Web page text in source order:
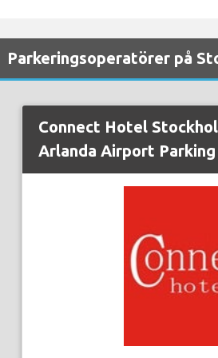
Parkeringsoperatörer på
Connect Hotel
Arlanda Airport Parking